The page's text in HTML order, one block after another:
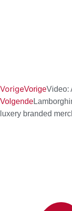
VorigeVorigeVideo:
Volgende
luxery branded